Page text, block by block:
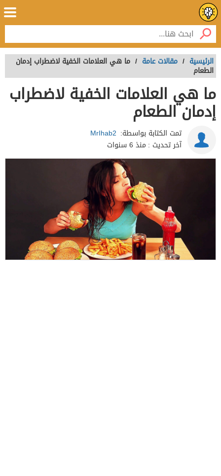
الرئيسية / مقالات عامة / ما هي العلامات الخفية لاضطراب إدمان
الطعام
ما هي العلامات الخفية لاضطراب
إدمان الطعام
تمت الكتابة بواسطة: MrIhab2
آخر تحديث : منذ 6 سنوات